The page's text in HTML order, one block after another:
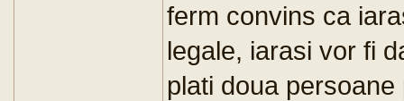
ferm convins ca
legale, iarasi vor fi
plati doua